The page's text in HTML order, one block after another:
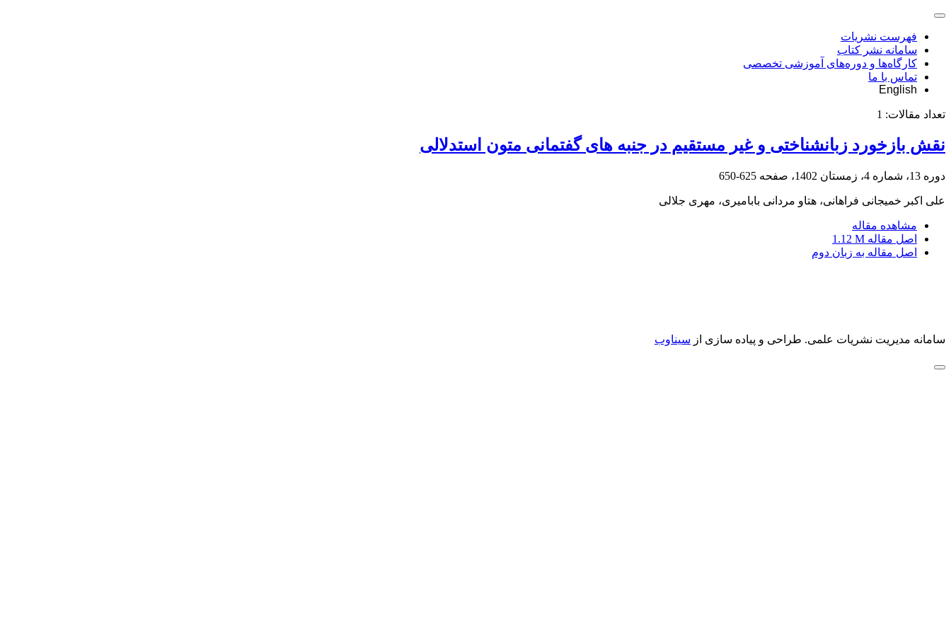
فهرست نشریات
سامانه نشر کتاب
کارگاه‌ها و دوره‌های آموزشی تخصصی
تماس با ما
English
تعداد مقالات: 1
نقش بازخورد زبانشناختی و غیر مستقیم در جنبه های گفتمانی متون استدلالی
دوره 13، شماره 4، زمستان 1402، صفحه 625-650
علی اکبر خمیجانی فراهانی، هتاو مردانی بابامیری، مهری جلالی
مشاهده مقاله
اصل مقاله 1.12 M
اصل مقاله به زبان دوم
سامانه مدیریت نشریات علمی. طراحی و پیاده سازی از سیناوب